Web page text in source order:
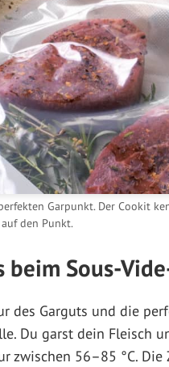
Garpunkt. Der Cookit
den Punkt.
Sous-
des Garguts und die
Du garst dein Fleisch
zwischen 56–85 °C.